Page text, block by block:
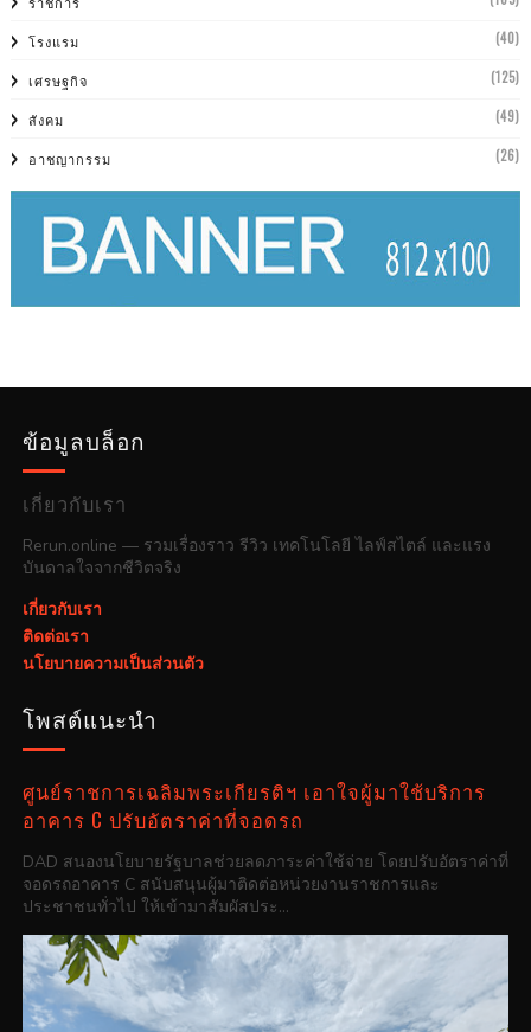
โรงแรม (40)
เศรษฐกิจ (125)
สังคม (49)
อาชญากรรม (26)
ข้อมูลบล็อก
เกี่ยวกับเรา
Rerun.online — รวมเรื่องราว รีวิว เทคโนโลยี ไลฟ์สไตล์ และแรง
บันดาลใจจากชีวิตจริง
เกี่ยวกับเรา
ติดต่อเรา
นโยบายความเป็นส่วนตัว
โพสต์แนะนำ
ศูนย์ราชการเฉลิมพระเกียรติฯ เอาใจผู้มาใช้บริการ
อาคาร C ปรับอัตราค่าที่จอดรถ
DAD สนองนโยบายรัฐบาลช่วยลดภาระค่าใช้จ่าย โดยปรับอัตราค่าที่
จอดรถอาคาร C สนับสนุนผู้มาติดต่อหน่วยงานราชการและ
ประชาชนทั่วไป ให้เข้ามาสัมผัสประ...